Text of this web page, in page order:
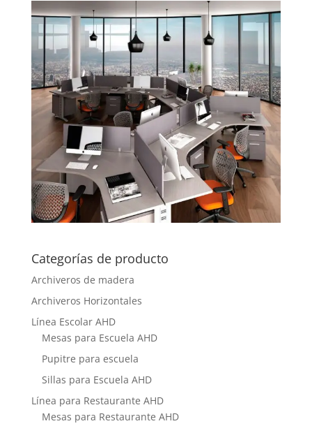
Categorías de producto
Archiveros de madera
Archiveros Horizontales
Línea Escolar AHD
Mesas para Escuela AHD
Pupitre para escuela
Sillas para Escuela AHD
Línea para Restaurante AHD
Mesas para Restaurante AHD